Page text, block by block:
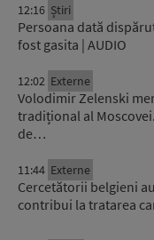
12:16 Știri
Persoana dată
fost gasita | AUDIO
12:02 Externe
Volodimir Zelenski
tradițional al
de…
11:44 Externe
Cercetătorii belgieni
contribui la tratarea